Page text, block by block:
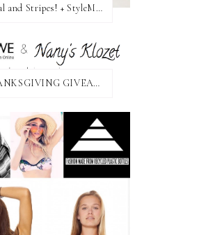
Floral and Stripes! + StyleMint GIVEAWAY!
THANKSGIVING GIVEAWAY!